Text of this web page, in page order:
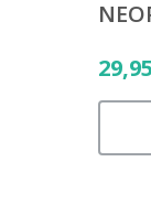
29,95